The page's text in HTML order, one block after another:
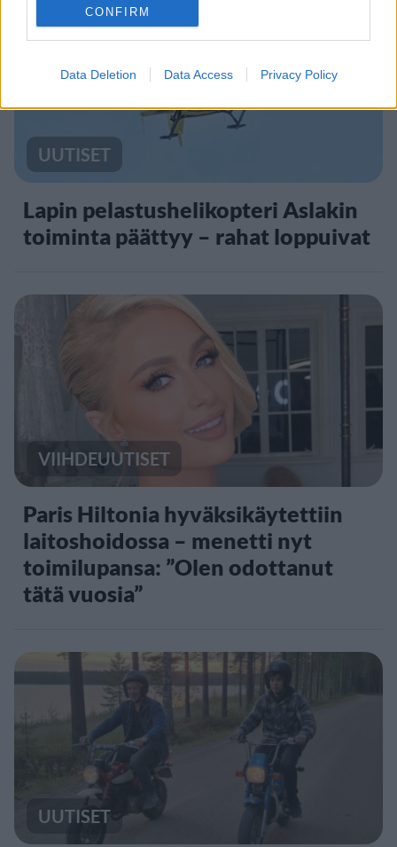
CONFIRM
Data Deletion Data Access Privacy Policy
5
UUTISET
Lapin pelastushelikopteri Aslakin
toiminta päättyy – rahat loppuivat
VIIHDEUUTISET
Paris Hiltonia hyväksikäytettiin
laitoshoidossa – menetti nyt
toimilupansa: ”Olen odottanut
tätä vuosia”
UUTISET